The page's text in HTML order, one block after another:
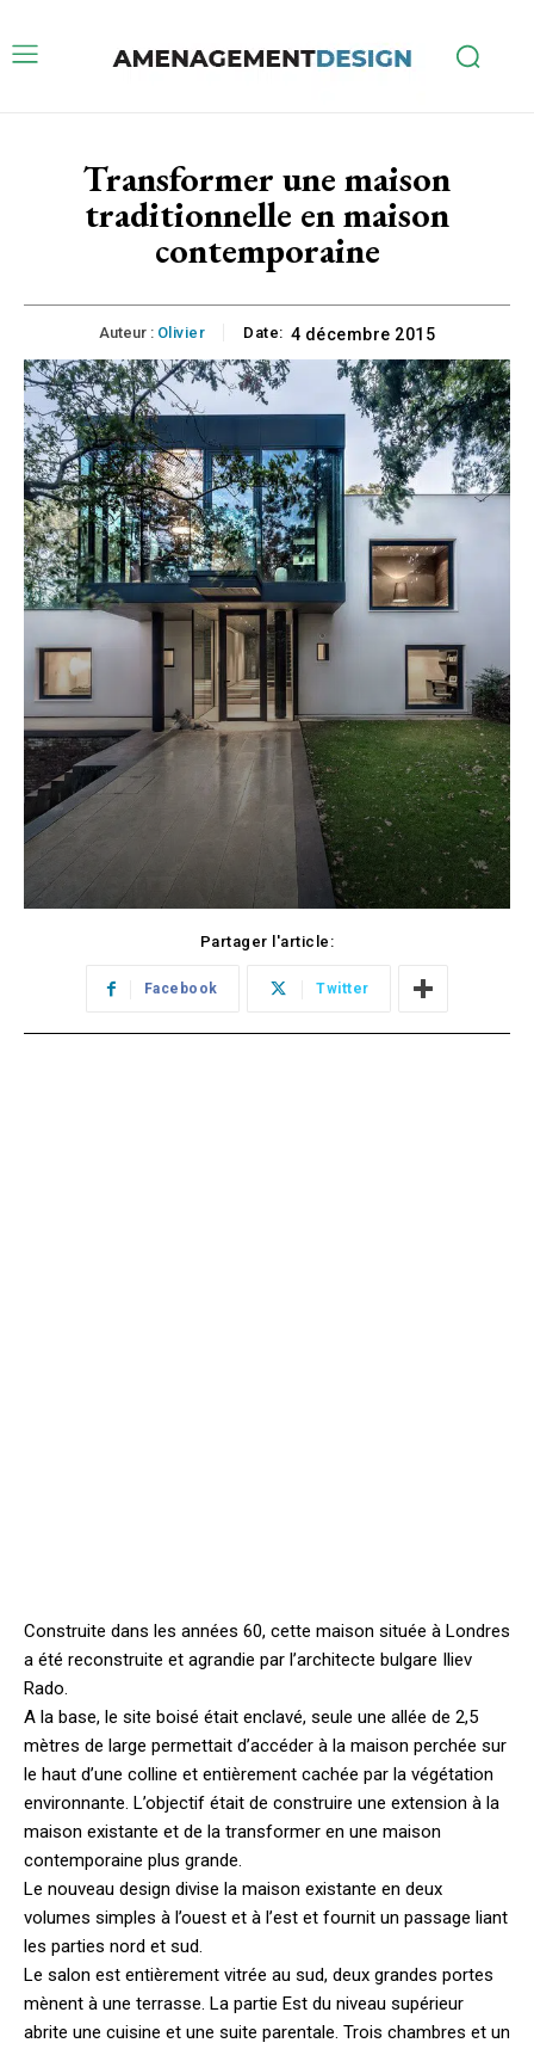
Transformer une maison
traditionnelle en maison
contemporaine
Auteur : Olivier Date: 4 décembre 2015
Partager l'article:
Facebook Twitter
Construite dans les années 60, cette maison située à Londres
a été reconstruite et agrandie par l’architecte bulgare Iliev
Rado.
A la base, le site boisé était enclavé, seule une allée de 2,5
mètres de large permettait d’accéder à la maison perchée sur
le haut d’une colline et entièrement cachée par la végétation
environnante. L’objectif était de construire une extension à la
maison existante et de la transformer en une maison
contemporaine plus grande.
Le nouveau design divise la maison existante en deux
volumes simples à l’ouest et à l’est et fournit un passage liant
les parties nord et sud.
Le salon est entièrement vitrée au sud, deux grandes portes
mènent à une terrasse. La partie Est du niveau supérieur
abrite une cuisine et une suite parentale. Trois chambres et un